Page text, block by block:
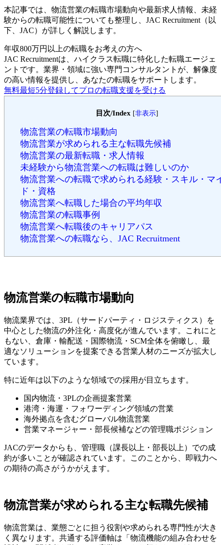
本記事では、物流営業の転職市場動向や最新求人情報、未経
験からの転職可能性についても整理し、JAC Recruitment（以
下、JAC）が詳しく解説します。
年収800万円以上の転職をお考えの方へ
JAC Recruitmentは、ハイクラス転職に特化した転職エージェ
ントです。 業界・領域に強い専門コンサルタントが、解像度
の高い情報を提供し、あなたの転職をサポートします。
無料最短5分登録してプロの転職支援を受ける
目次/Index [非表示]
物流営業の転職市場動向
物流営業が求められる主な転職先候補
物流営業の最新転職・求人情報
未経験から物流営業への転職は難しいのか
物流営業への転職で求められる経験・スキル・マ
ド・資格
物流営業へ転職した場合の平均年収
物流営業の転職事例
物流営業へ転職後のキャリアパス
物流営業への転職なら、JAC Recruitment
物流営業の転職市場動向
物流業界では、3PL（サードパーティ・ロジスティクス）を
中心とした物流の外注化・高度化が進んでいます。これにと
もない、倉庫・輸配送・国際物流・SCM全体を俯瞰し、最
適なソリューションを提案できる営業人材のニーズが拡大し
ています。
特に近年は以下のような領域での採用が目立ちます。
国内物流・3PLの企画提案営業
港湾・海運・フォワーディング領域の営業
海外拠点を含むグローバル物流営業
営業マネージャー・部長候補などの管理職ポジション
JACのデータからも、管理職（課長以上・部長以上）での成
約が多いことが確認されています。このことから、即戦力へ
の期待の高さがうかがえます。
物流営業が求められる主な転職先候補
物流営業は、業態ごとに担う役割や求められる専門性が大き
く異なります。共通する評価軸は「物流機能の組み合わせを